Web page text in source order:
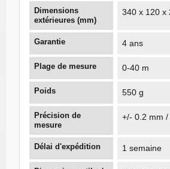
Dimensions
extérieures (mm)
340 x 120 x
Garantie 4 ans
Plage de mesure 0-40 m
Poids 550 g
Précision de
mesure
+/- 0.2 mm /
Délai d'expédition 1 semaine